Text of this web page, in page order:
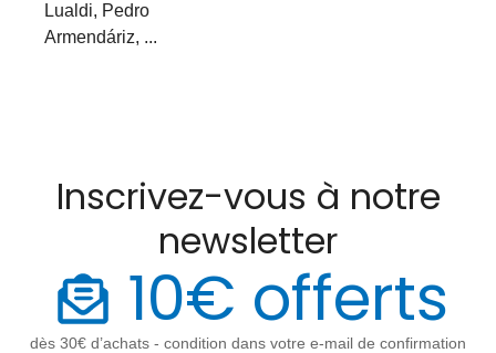
Lualdi, Pedro
Armendáriz, ...
Inscrivez-vous à notre
newsletter
10€ offerts
dès 30€ d’achats - condition dans votre e-mail de confirmation